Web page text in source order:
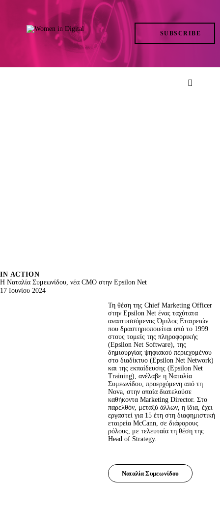
SUBSCRIBE
TRENDS
IN ACTION
H Ναταλία Συμεωνίδου, νέα CMO στην Epsilon Net
17 Ιουνίου 2024
Τη θέση της Chief Marketing Officer
στην Epsilon Net ένας ταχύτατα
αναπτυσσόμενος Όμιλος Εταιρειών
που δραστηριοποιείται από το 1999
στους τομείς της πληροφορικής
(Epsilon Net Software), της
δημιουργίας ψηφιακού περιεχομένου
στο διαδίκτυο (Epsilon Net Network)
και της εκπαίδευσης (Epsilon Net
Training), ανέλαβε η Ναταλία
Συμεωνίδου, προερχόμενη από τη
Nova, στην οποία διατελούσε
καθήκοντα Marketing Director. Στο
παρελθόν, μεταξύ άλλων, η ίδια, έχει
εργαστεί για 15 έτη στη διαφημιστική
εταιρεία McCann, σε διάφορους
ρόλους, με τελευταία τη θέση της
Head of Strategy.
Ναταλία Συμεωνίδου